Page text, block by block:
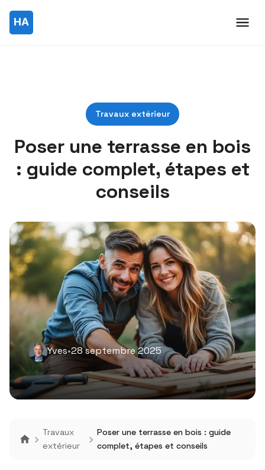
Travaux extérieur
Poser une terrasse en bois
: guide complet, étapes et
conseils
Yves•28 septembre 2025
Travaux
extérieur
Poser une terrasse en bois : guide
complet, étapes et conseils